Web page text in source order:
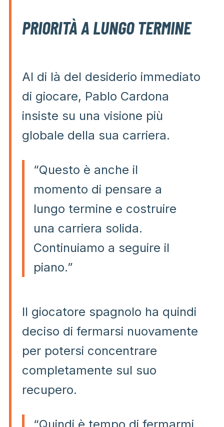
PRIORITÀ A LUNGO TERMINE
Al di là del desiderio immediato
di giocare, Pablo Cardona
insiste su una visione più
globale della sua carriera.
“Questo è anche il
momento di pensare a
lungo termine e costruire
una carriera solida.
Continuiamo a seguire il
piano.”
Il giocatore spagnolo ha quindi
deciso di fermarsi nuovamente
per potersi concentrare
completamente sul suo
recupero.